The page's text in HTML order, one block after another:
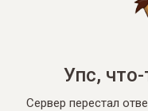
Упс,
Сервер перестал